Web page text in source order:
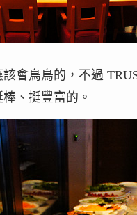
會鳥鳥的，不過
、挺豐富的。